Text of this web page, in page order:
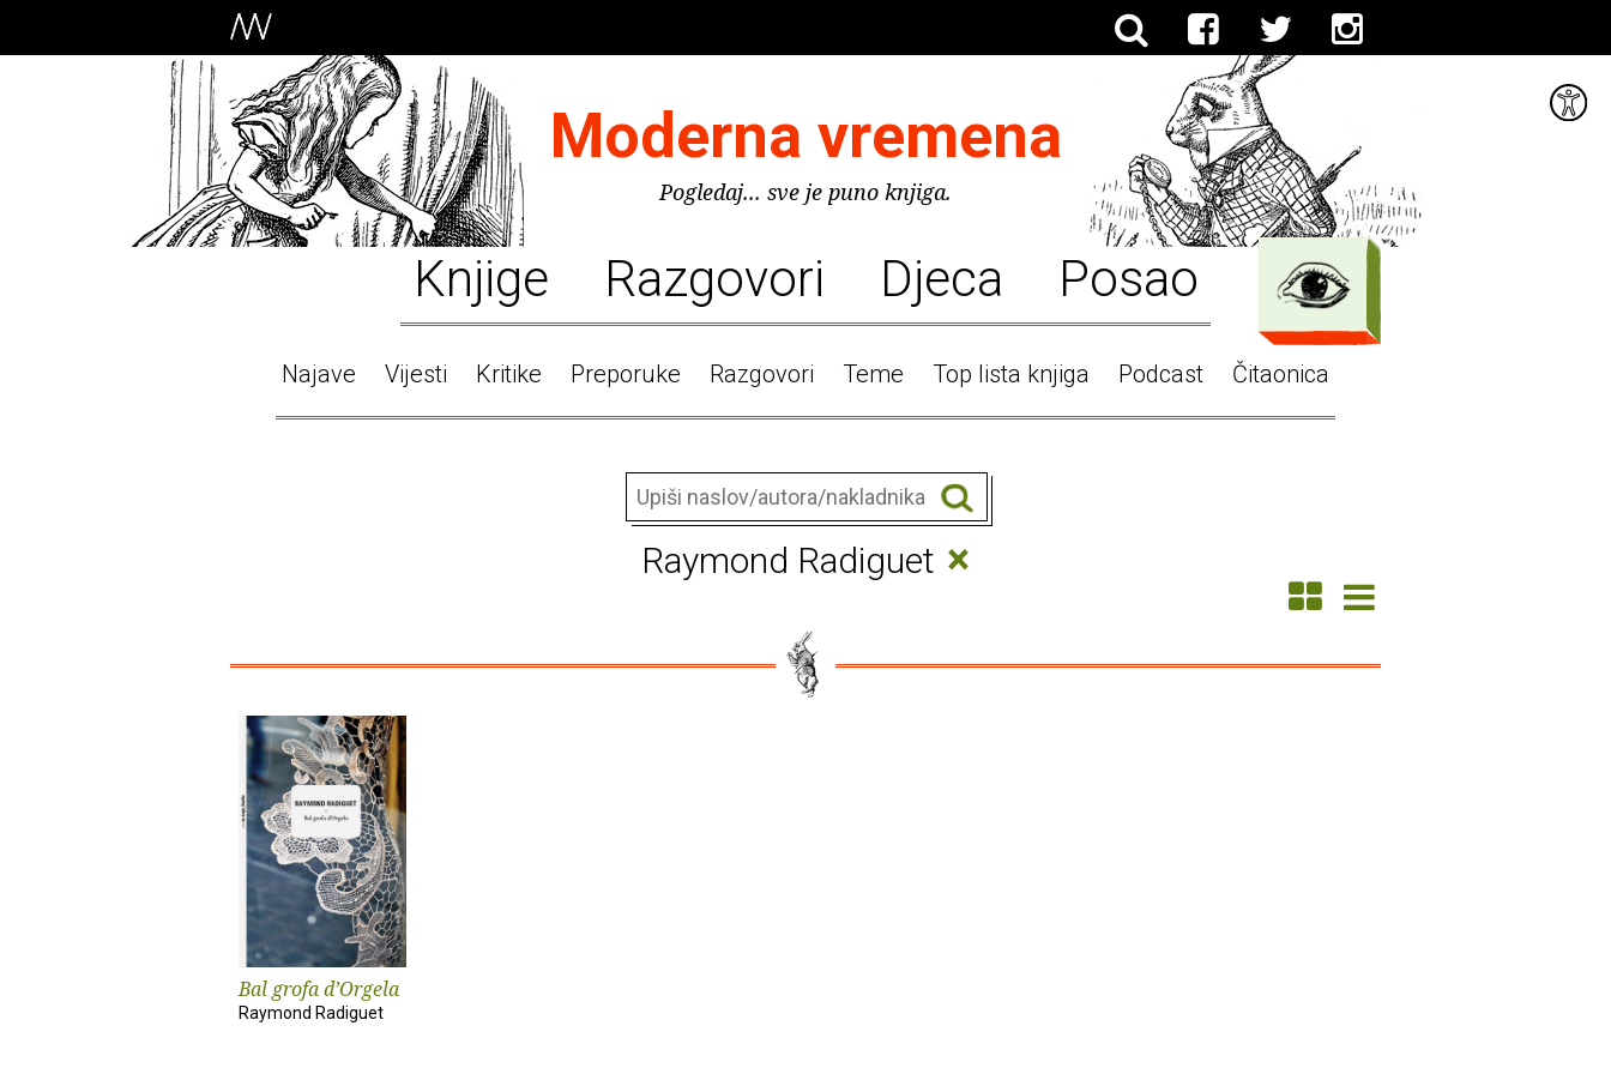
Moderna vremena
Pogledaj... sve je puno knjiga.
Knjige Razgovori Djeca Posao
Najave Vijesti Kritike Preporuke Razgovori Teme Top lista knjiga Podcast Čitaonica
Raymond Radiguet ×
Bal grofa d’Orgela
Raymond Radiguet